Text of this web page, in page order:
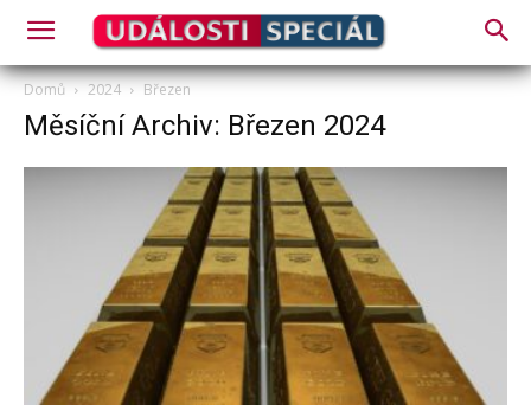
Domů 2024 Březen
Měsíční Archiv: Březen 2024